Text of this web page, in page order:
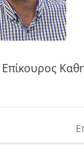
Επίκουρος